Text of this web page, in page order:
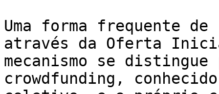
Uma forma frequente
através da Oferta
mecanismo se
crowdfunding,